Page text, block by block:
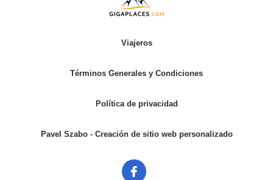
Viajeros
Términos Generales y Condiciones
Política de privacidad
Pavel Szabo - Creación de sitio web personalizado